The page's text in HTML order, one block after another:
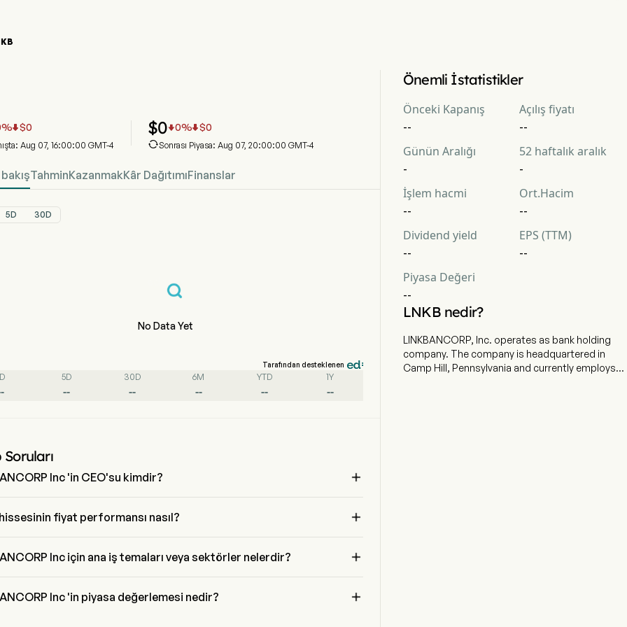
% $0
Aug 07, 16:00:00 GMT-4
$00% $0
Sonrası Piyasa: Aug 07, 20:00:00 GMT-4
TahminKazanmakKâr DağıtımıFinanslar
5D 30D
No Data Yet
Tarafından desteklenen
5D
--
30D
--
6M
--
YTD
--
1Y
--
Inc 'in CEO'su kimdir? 
Officer 'ıdır.
fiyat performansı nasıl? 
Inc için ana iş temaları veya sektörler nelerdir? 
Inc 'in piyasa değerlemesi nedir? 
Önemli İstatistikler
Önceki Kapanış
--
Açılış fiyatı
--
Günün Aralığı
-
52 haftalık aralık
-
İşlem hacmi
--
Ort.Hacim
--
Dividend yield
--
EPS (TTM)
--
Piyasa Değeri
--
LNKB nedir?
LINKBANCORP, Inc. operates as bank holding
company. The company is headquartered in
Camp Hill, Pennsylvania and currently employs